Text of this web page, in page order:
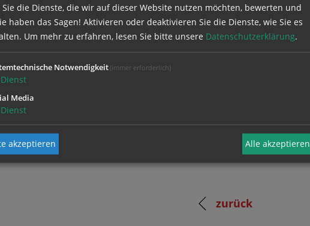
sich mit Ihrem Benutzernamen und
zurück
die Dienste, die wir auf dieser Website nutzen möchten, bewerten und
haben das Sagen! Aktivieren oder deaktivieren Sie die Dienste, wie Sie es
Um mehr zu erfahren, lesen Sie bitte unsere Datenschutzerklärung.
Notwendigkeit (immer erforderlich)
Dienst
Media
Dienst
akzeptieren Alle akzeptieren